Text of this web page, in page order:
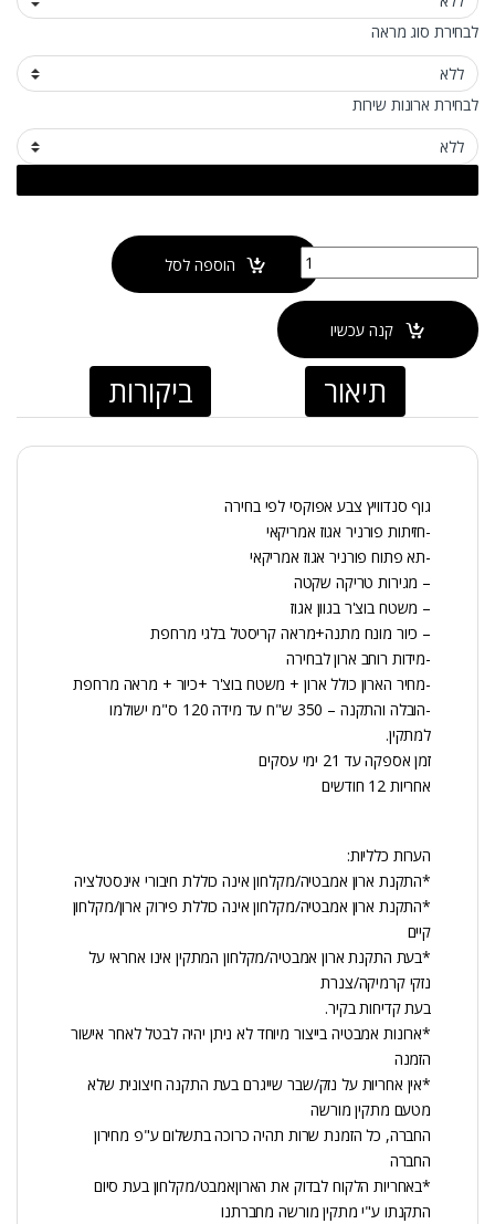
לבחירת סוג מראה
לבחירת ארונות שירות
כמות של ארון אמבטיה ווד בוקס תלוי הוספה לסל
קנה עכשיו
תיאור ביקורות
גוף סנדוויץ צבע אפוקסי לפי בחירה
-חזיתות פורניר אגוז אמריקאי
-תא פתוח פורניר אגוז אמריקאי
– מגירות טריקה שקטה
– משטח בוצ'ר בגוון אגוז
– כיור מונח מתנה+מראה קריסטל בלגי מרחפת
-מידות רוחב ארון לבחירה
-מחיר הארון כולל ארון + משטח בוצ'ר +כיור + מראה מרחפת
-הובלה והתקנה – 350 ש"ח עד מידה 120 ס"מ ישולמו
למתקין.
זמן אספקה עד 21 ימי עסקים
אחריות 12 חודשים
הערות כלליות:
*התקנת ארון אמבטיה/מקלחון אינה כוללת חיבורי אינסטלציה
*התקנת ארון אמבטיה/מקלחון אינה כוללת פירוק ארון/מקלחון
קיים
*בעת התקנת ארון אמבטיה/מקלחון המתקין אינו אחראי על
נזקי קרמיקה/צנרת
בעת קדיחות בקיר.
*ארונות אמבטיה בייצור מיוחד לא ניתן יהיה לבטל לאחר אישור
הזמנה
*אין אחריות על נזק/שבר שייגרם בעת התקנה חיצונית שלא
מטעם מתקין מורשה
החברה, כל הזמנת שרות תהיה כרוכה בתשלום ע"פ מחירון
החברה
*באחריות הלקוח לבדוק את הארוןאמבט/מקלחון בעת סיום
התקנתו ע"י מתקין מורשה מחברתנו